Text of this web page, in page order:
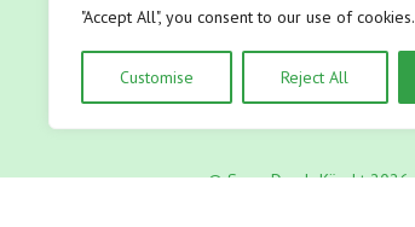
"Accept All", you consent to our use of cookies.
Customise Reject All
© SuperDrecksKëscht 2026